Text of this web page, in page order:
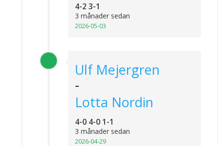
4-2 3-1
3 månader sedan
2026-05-03
Ulf Mejergren
-
Lotta Nordin
4-0 4-0 1-1
3 månader sedan
2026-04-29